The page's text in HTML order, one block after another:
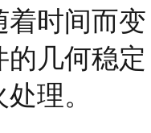
着时间而变
几何稳定
理。